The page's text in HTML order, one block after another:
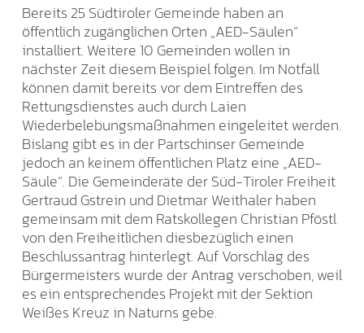
Bereits 25 Südtiroler Gemeinde haben an
öffentlich zugänglichen Orten „AED-Säulen“
installiert. Weitere 10 Gemeinden wollen in
nächster Zeit diesem Beispiel folgen. Im Notfall
können damit bereits vor dem Eintreffen des
Rettungsdienstes auch durch Laien
Wiederbelebungsmaßnahmen eingeleitet werden.
Bislang gibt es in der Partschinser Gemeinde
jedoch an keinem öffentlichen Platz eine „AED-
Säule“. Die Gemeinderäte der Süd-Tiroler Freiheit
Gertraud Gstrein und Dietmar Weithaler haben
gemeinsam mit dem Ratskollegen Christian Pföstl
von den Freiheitlichen diesbezüglich einen
Beschlussantrag hinterlegt. Auf Vorschlag des
Bürgermeisters wurde der Antrag verschoben, weil
es ein entsprechendes Projekt mit der Sektion
Weißes Kreuz in Naturns gebe.